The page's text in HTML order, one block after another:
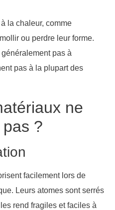
la chaleur, comme
ou perdre leur forme.
pas à
pas à la plupart des
ne
?
facilement lors de
Leurs atomes sont serrés
rend fragiles et faciles à